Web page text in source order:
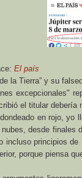
El país
la Tierra” y su
excepcionales"
el titular
en rojo,
desde
incluso principios
porque piensa